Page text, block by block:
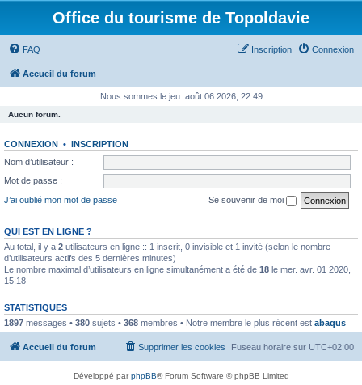
Office du tourisme de Topoldavie
FAQ Connexion
Inscription
Accueil du forum
Nous sommes le jeu. août 06 2026, 22:49
Aucun forum.
CONNEXION • INSCRIPTION
Nom d’utilisateur :
Mot de passe :
J’ai oublié mon mot de passe
Se souvenir de moi
QUI EST EN LIGNE ?
Au total, il y a 2 utilisateurs en ligne :: 1 inscrit, 0 invisible et 1 invité (selon le nombre
d’utilisateurs actifs des 5 dernières minutes)
Le nombre maximal d’utilisateurs en ligne simultanément a été de 18 le mer. avr. 01 2020,
15:18
STATISTIQUES
1897 messages • 380 sujets • 368 membres • Notre membre le plus récent est abaqus
Accueil du forum Fuseau horaire sur UTC+02:00
Supprimer les cookies
Développé parphpBB® Forum Software © phpBB Limited